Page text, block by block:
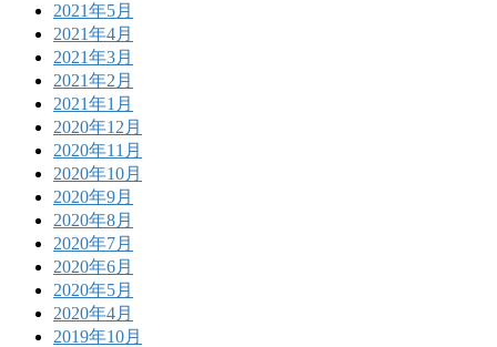
2021年5月
2021年4月
2021年3月
2021年2月
2021年1月
2020年12月
2020年11月
2020年10月
2020年9月
2020年8月
2020年7月
2020年6月
2020年5月
2020年4月
2019年10月